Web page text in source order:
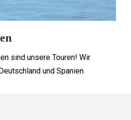
sind unsere Touren! Wir
und Spanien.